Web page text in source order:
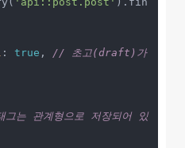
: true ,
// 초고(draft)가
는 관계형으로 저장되어 있